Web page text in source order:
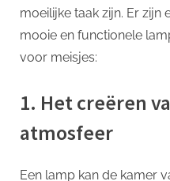
moeilijke taak zijn. Er
mooie en functionele
voor meisjes:
1. Het creëren
atmosfeer
Een lamp kan de kamer